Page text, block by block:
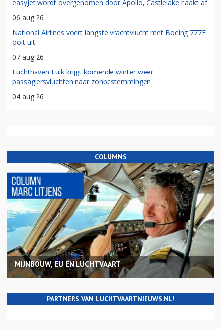
easyJet wordt overgenomen door Apollo, Castlelake haakt af
06 aug 26
National Airlines voert langste vrachtvlucht met Boeing 777F
ooit uit
07 aug 26
Luchthaven Luik krijgt komende winter weer
passagiersvluchten naar zonbestemmingen
04 aug 26
COLUMNS
MIJNBOUW, EU EN LUCHTVAART
PARTNERS VAN LUCHTVAARTNIEUWS.NL!